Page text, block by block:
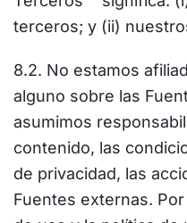
terceros; y (ii)
8.2. No estamos
alguno sobre las
asumimos
contenido, las
de privacidad, las
Fuentes externas.